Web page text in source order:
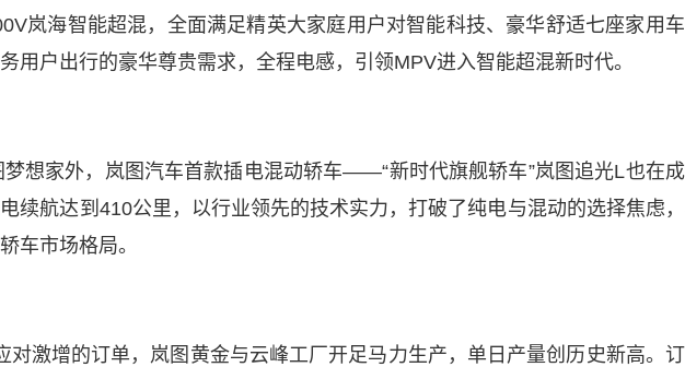
岚海智能超混，全面满足精英大家庭用户对智能科技、豪华舒适七座家用
用户出行的豪华尊贵需求，全程电感，引领MPV进入智能超混新时代。
梦想家外，岚图汽车首款插电混动轿车——“新时代旗舰轿车”岚图追光L也在
续航达到410公里，以行业领先的技术实力，打破了纯电与混动的选择焦虑
车市场格局。
对激增的订单，岚图黄金与云峰工厂开足马力生产，单日产量创历史新高。